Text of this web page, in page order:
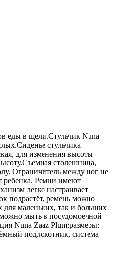
еды в щели.Стульчик Nuna
стульчика
для изменения высоты
столешница,
Ограничитель между ног не
ребенка. Ремни имеют
легко настраивает
подрастёт, ремень можно
для маленьких, так и больших
можно мыть в посудомоечной
Nuna Zaaz Plum:размеры:
подлокотник, система